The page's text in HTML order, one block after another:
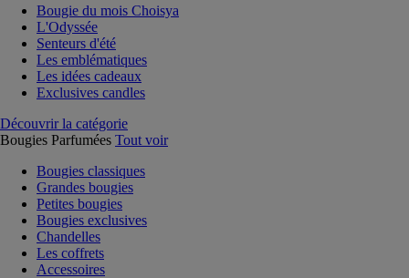
Bougie du mois Choisya
L'Odyssée
Senteurs d'été
Les emblématiques
Les idées cadeaux
Exclusives candles
Découvrir la catégorie
Bougies Parfumées Tout voir
Bougies classiques
Grandes bougies
Petites bougies
Bougies exclusives
Chandelles
Les coffrets
Accessoires